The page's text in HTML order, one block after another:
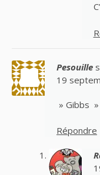
Pesouille
19
» Gibbs »
Répondre